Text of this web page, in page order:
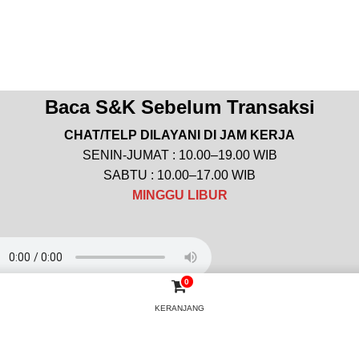
Baca S&K Sebelum Transaksi
CHAT/TELP DILAYANI DI JAM KERJA
SENIN-JUMAT : 10.00–19.00 WIB
SABTU : 10.00–17.00 WIB
MINGGU LIBUR
buat website? Klik Disini
0
KERANJANG